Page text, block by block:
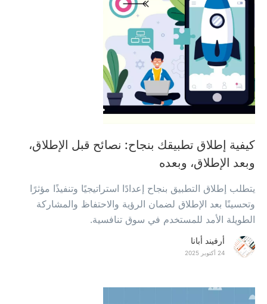
كيفية إطلاق تطبيقك بنجاح: نصائح قبل الإطلاق،
وبعد الإطلاق، وبعده
يتطلب إطلاق التطبيق بنجاح إعدادًا استراتيجيًا وتنفيذًا مؤثرًا
وتحسينًا بعد الإطلاق لضمان الرؤية والاحتفاظ والمشاركة
الطويلة الأمد للمستخدم في سوق تنافسية.
أرفيند أبانا
24 أكتوبر 2025